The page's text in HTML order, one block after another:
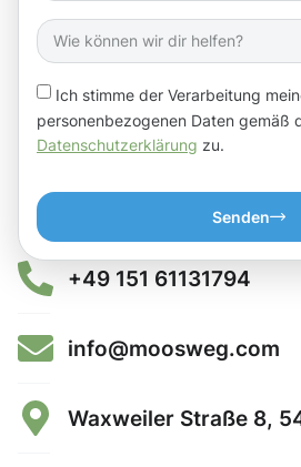
Ich stimme der Verarbeitung
personenbezogenen Daten gemäß
Datenschutzerklärung zu.
Senden
+49 151 61131794
info@moosweg.com
Waxweiler Straße 8,